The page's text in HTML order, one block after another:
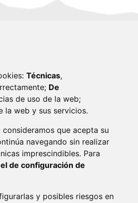
Técnicas,
De
de uso de la web;
la web y sus servicios.
consideramos que acepta su
navegando sin realizar
imprescindibles. Para
de configuración de
y posibles riesgos en
ACCESIBILIDAD